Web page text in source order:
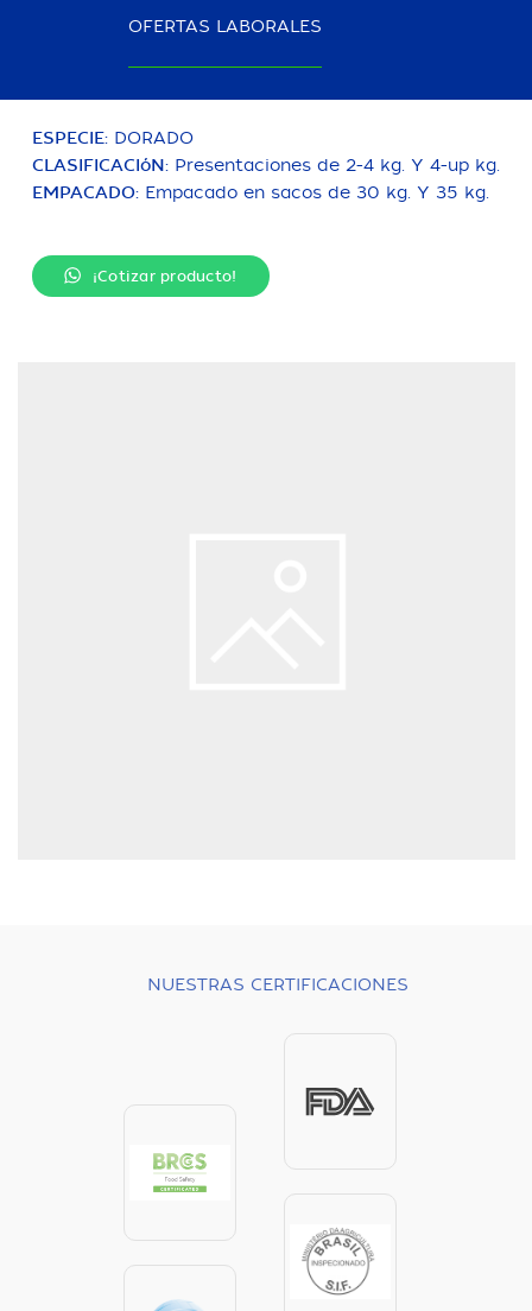
OFERTAS LABORALES
sin vena central. Envasado y congelado IQF (100%
ESPECIE: DORADO
CLASIFICACIóN: Presentaciones de 2-4 kg. Y 4-up kg.
EMPACADO: Empacado en sacos de 30 kg. Y 35 kg.
¡Cotizar producto!
NUESTRAS CERTIFICACIONES